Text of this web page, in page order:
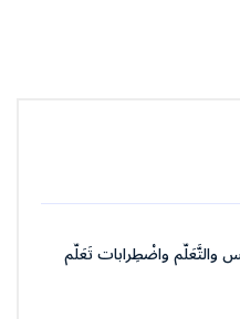
والتَّعَلُّم واضْطِرابات تَعَلُّم